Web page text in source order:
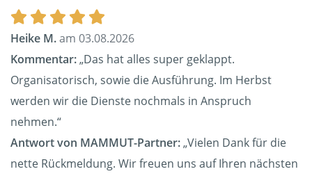
Heike M.am 03.08.2026
Kommentar:„Das hat alles super geklappt.
Organisatorisch, sowie die Ausführung. Im Herbst
werden wir die Dienste nochmals in Anspruch
nehmen.“
Antwort von MAMMUT-Partner:„Vielen Dank für die
nette Rückmeldung. Wir freuen uns auf Ihren nächsten